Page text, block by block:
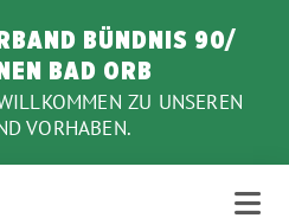
BÜNDNIS 90/
BAD ORB
ZU UNSEREN
VORHABEN.